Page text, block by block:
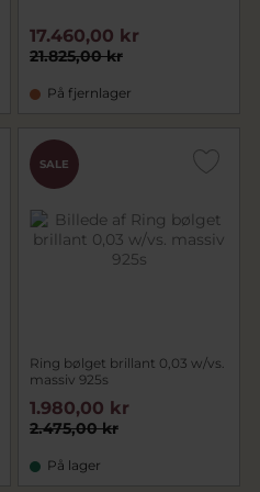
21.825,00 kr
17.460,00 kr
På fjernlager
SALE
Ring bølget brillant 0,03 w/vs.
massiv 925s
2.475,00 kr
1.980,00 kr
På lager